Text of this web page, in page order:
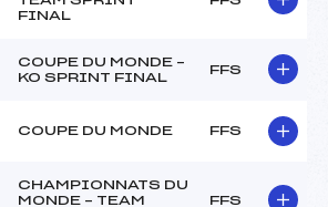
FINAL
COUPE DU MONDE –
KO SPRINT FINAL
FFS
COUPE DU MONDE FFS
CHAMPIONNATS DU
MONDE – TEAM
FFS